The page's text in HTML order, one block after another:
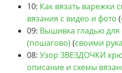
10: Как вязать варежки
вязания с видео и фото (
09: Вышивка гладью
(пошагово) (своими
08: Узор ЗВЕЗДОЧКИ
описание и схемы